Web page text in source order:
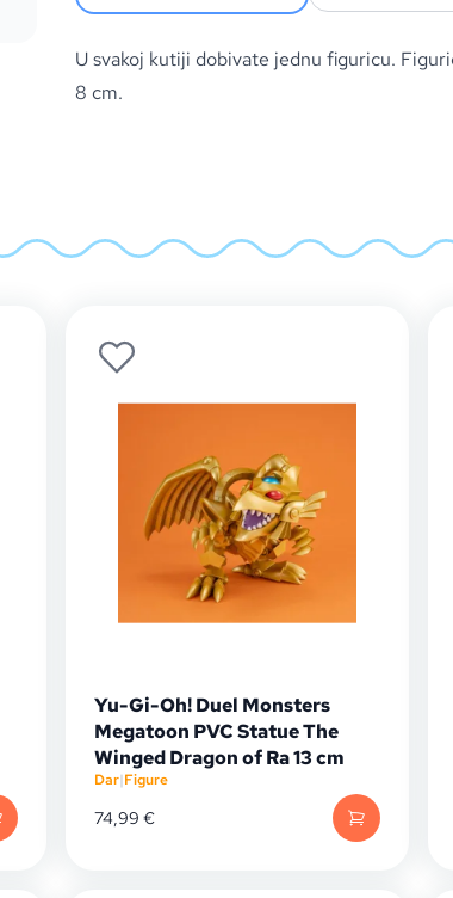
U svakoj kutiji dobivate jednu figuricu.
8 cm.
Yu-Gi-Oh! Duel Monsters
Megatoon PVC Statue The
Winged Dragon of Ra 13 cm
Dar|Figure
74,99 €